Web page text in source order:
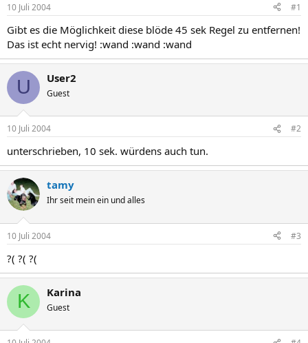
e
r
t
a
10 Juli 2004 #1
Gibt es die Möglichkeit diese blöde 45 sek Regel zu entfernen!
Das ist echt nervig! :wand :wand :wand
U User2
Guest
10 Juli 2004 #2
unterschrieben, 10 sek. würdens auch tun.
tamy
Ihr seit mein ein und alles
10 Juli 2004 #3
?( ?( ?(
K Karina
Guest